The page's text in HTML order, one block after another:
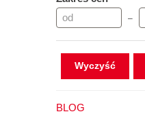
–
Wyczyść
BLOG